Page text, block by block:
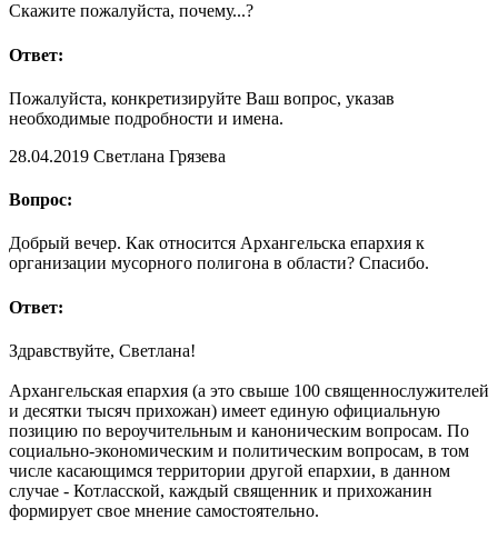
Скажите пожалуйста, почему...?
Ответ:
Пожалуйста, конкретизируйте Ваш вопрос, указав
необходимые подробности и имена.
28.04.2019 Светлана Грязева
Вопрос:
Добрый вечер. Как относится Архангельска епархия к
организации мусорного полигона в области? Спасибо.
Ответ:
Здравствуйте, Светлана!
Архангельская епархия (а это свыше 100 священнослужителей
и десятки тысяч прихожан) имеет единую официальную
позицию по вероучительным и каноническим вопросам. По
социально-экономическим и политическим вопросам, в том
числе касающимся территории другой епархии, в данном
случае - Котласской, каждый священник и прихожанин
формирует свое мнение самостоятельно.